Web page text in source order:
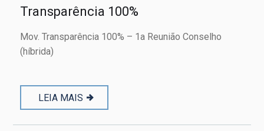
Transparência 100%
Mov. Transparência 100% – 1a Reunião Conselho
(híbrida)
LEIA MAIS